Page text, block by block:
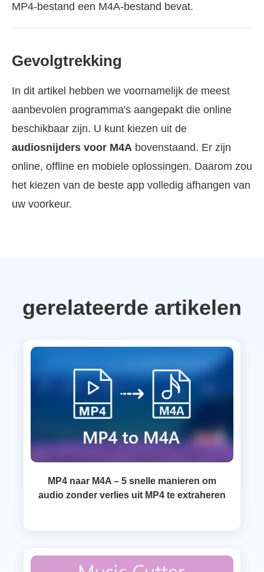
MP4-bestand een M4A-bestand bevat.
Gevolgtrekking
In dit artikel hebben we voornamelijk de meest
aanbevolen programma's aangepakt die online
beschikbaar zijn. U kunt kiezen uit de
audiosnijders voor M4A bovenstaand. Er zijn
online, offline en mobiele oplossingen. Daarom zou
het kiezen van de beste app volledig afhangen van
uw voorkeur.
gerelateerde artikelen
MP4 naar M4A – 5 snelle manieren om
audio zonder verlies uit MP4 te extraheren